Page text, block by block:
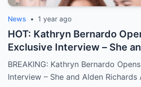
News • 1 year ago
HOT: Kathryn Bernardo
Exclusive Interview – She
Richards Are Now Officially
BREAKING: Kathryn Bernardo
Interview – She and Alden